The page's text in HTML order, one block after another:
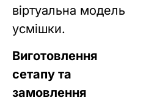
віртуальна модель
усмішки.
Виготовлення
сетапу та
замовлення